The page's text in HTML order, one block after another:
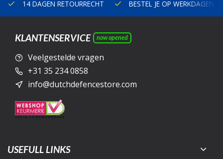
14 DAGEN RETOURRECHT BESTEL JE OP WERKDAGEN
KLANTENSERVICE now opened
Veelgestelde vragen
+31 35 234 0858
info@dutchdefencestore.com
USEFULL LINKS